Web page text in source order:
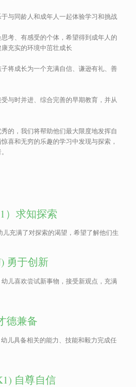
与同龄人和成年人一起体验学习和挑战
考、有感受的个体，希望得到成年人的
充实的环境中茁壮成长
将成长为一个充满自信、谦逊有礼、善
与时并进、综合完善的早期教育，并从
的，我们将帮助他们最大限度地发挥自
喜和无穷的乐趣的学习中发现与探索，
）求知探索
儿充满了对探索的渴望，希望了解他们生
勇于创新
幼儿喜欢尝试新事物，接受新观点，充满
德兼备
幼儿具备相关的能力、技能和毅力完成任
自尊自信